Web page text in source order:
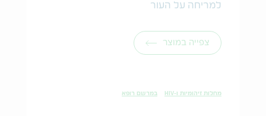
למריחה על העור
צפייה במוצר
מחלות זיהומיות ו-HIV במרשם רופא